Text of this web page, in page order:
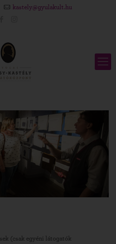
kastely@gyulakult.hu
(csak egyéni látogatók